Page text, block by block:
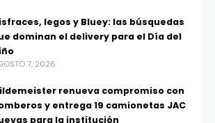
legos y Bluey: las búsquedas
dominan el delivery para el Día del
7, 2026
renueva compromiso con
y entrega 19 camionetas JAC
para la institución